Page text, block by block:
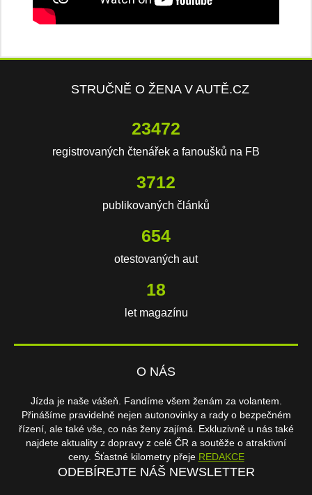
STRUČNĚ O ŽENA V AUTĚ.CZ
23472
registrovaných čtenářek a fanoušků na FB
3712
publikovaných článků
654
otestovaných aut
18
let magazínu
O NÁS
Jízda je naše vášeň. Fandíme všem ženám za volantem.
Přinášíme pravidelně nejen autonovinky a rady o bezpečném
řízení, ale také vše, co nás ženy zajímá. Exkluzivně u nás také
najdete aktuality z dopravy z celé ČR a soutěže o atraktivní
ceny. Šťastné kilometry přeje REDAKCE
ODEBÍREJTE NÁŠ NEWSLETTER